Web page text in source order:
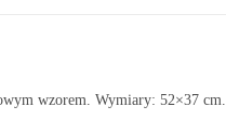
wzorem. Wymiary: 52×37 cm.